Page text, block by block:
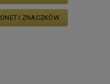
I ZNACZKÓW